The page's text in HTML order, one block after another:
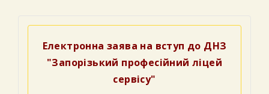
Електронна заява на вступ до ДНЗ
"Запорізький професійний ліцей
сервісу"